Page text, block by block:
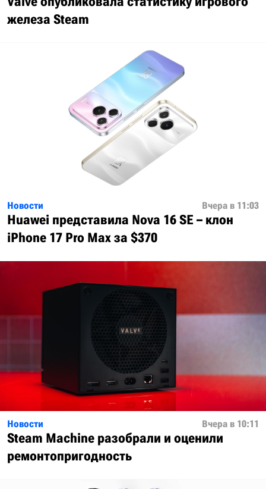
железа Steam
Новости Вчера в 11:03
Huawei представила Nova 16 SE – клон
iPhone 17 Pro Max за $370
Новости Вчера в 10:11
Steam Machine разобрали и оценили
ремонтопригодность